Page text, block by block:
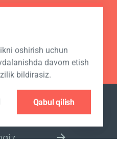
oshirish uchun
davom etish
bildirasiz.
Qabul qilish
BO‘LISH